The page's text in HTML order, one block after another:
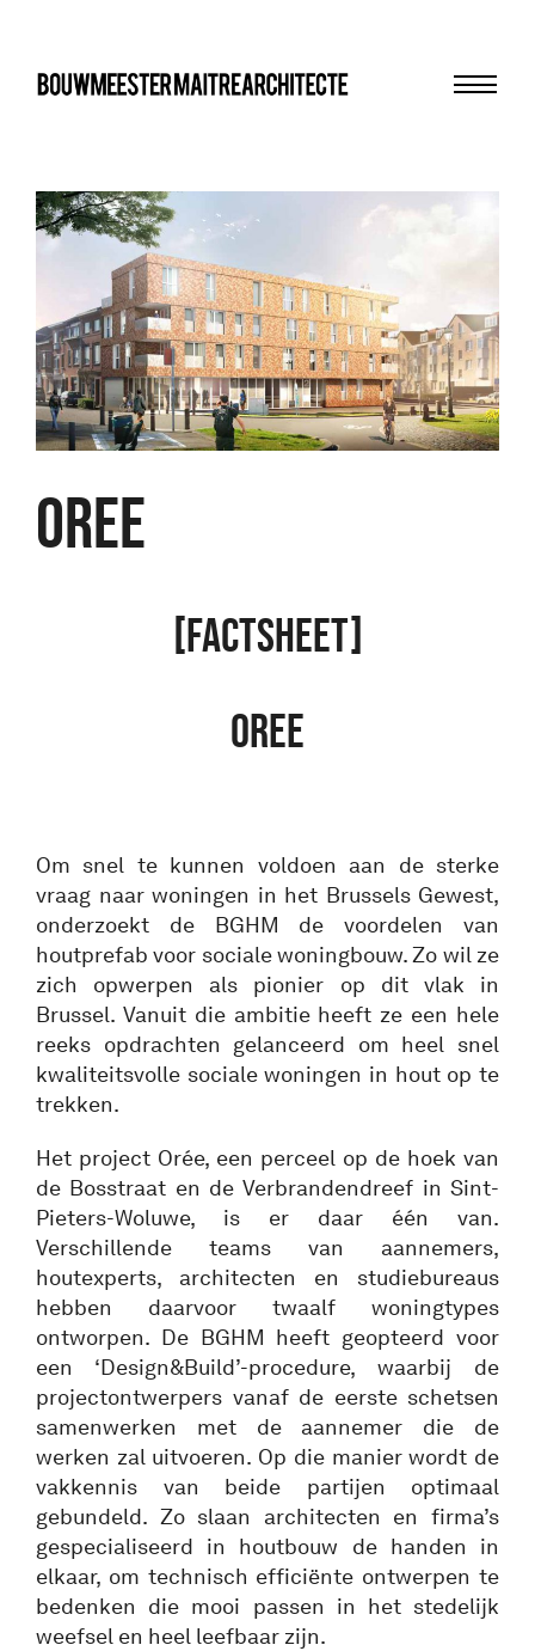
bma
OREE
[FACTSHEET]
OREE
Om snel te kunnen voldoen aan de sterke
vraag naar woningen in het Brussels Gewest,
onderzoekt de BGHM de voordelen van
houtprefab voor sociale woningbouw. Zo wil ze
zich opwerpen als pionier op dit vlak in
Brussel. Vanuit die ambitie heeft ze een hele
reeks opdrachten gelanceerd om heel snel
kwaliteitsvolle sociale woningen in hout op te
trekken.
Het project Orée, een perceel op de hoek van
de Bosstraat en de Verbrandendreef in Sint-
Pieters-Woluwe, is er daar één van.
Verschillende teams van aannemers,
houtexperts, architecten en studiebureaus
hebben daarvoor twaalf woningtypes
ontworpen. De BGHM heeft geopteerd voor
een ‘Design&Build’-procedure, waarbij de
projectontwerpers vanaf de eerste schetsen
samenwerken met de aannemer die de
werken zal uitvoeren. Op die manier wordt de
vakkennis van beide partijen optimaal
gebundeld. Zo slaan architecten en firma’s
gespecialiseerd in houtbouw de handen in
elkaar, om technisch efficiënte ontwerpen te
bedenken die mooi passen in het stedelijk
weefsel en heel leefbaar zijn.